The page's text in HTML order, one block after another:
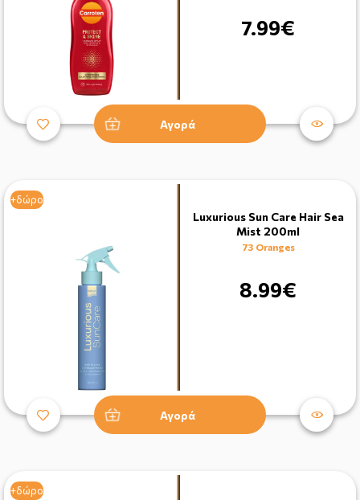
7.99€
Αγορά
+δώρο
Luxurious Sun Care Hair Sea
Mist 200ml
73 Oranges
8.99€
Αγορά
+δώρο